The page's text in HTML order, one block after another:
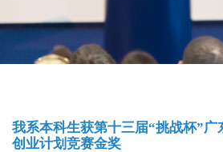
我系本科生获第十三届“挑战杯”广
创业计划竞赛金奖